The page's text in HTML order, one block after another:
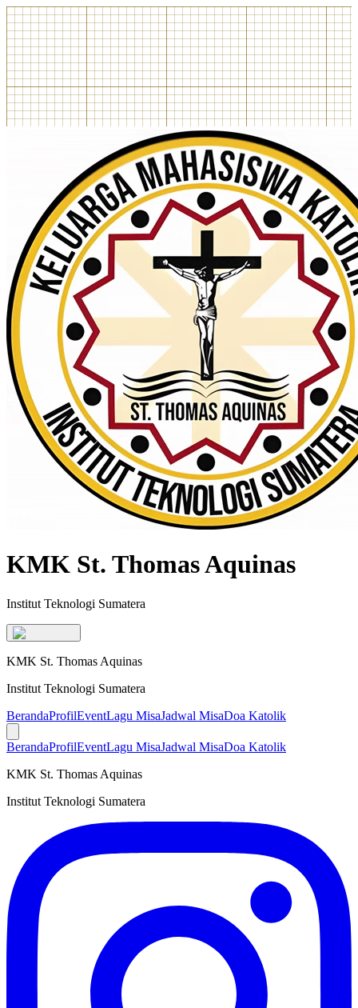
KMK St. Thomas Aquinas
Institut Teknologi Sumatera
KMK St. Thomas Aquinas
Institut Teknologi Sumatera
BerandaProfilEventLagu MisaJadwal MisaDoa Katolik
BerandaProfilEventLagu MisaJadwal MisaDoa Katolik
KMK St. Thomas Aquinas
Institut Teknologi Sumatera